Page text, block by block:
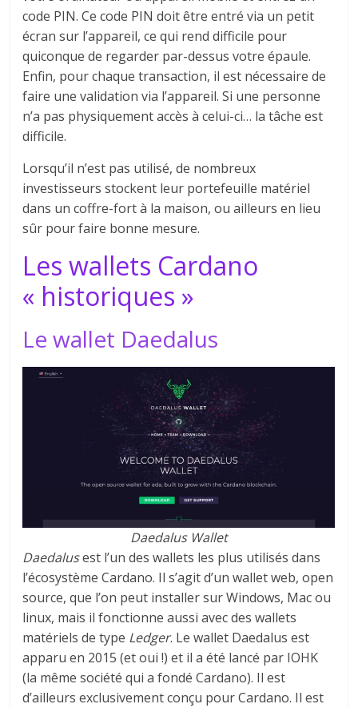
code PIN. Ce code PIN doit être entré via un petit
écran sur l’appareil, ce qui rend difficile pour
quiconque de regarder par-dessus votre épaule.
Enfin, pour chaque transaction, il est nécessaire de
faire une validation via l’appareil. Si une personne
n’a pas physiquement accès à celui-ci… la tâche est
difficile.
Lorsqu’il n’est pas utilisé, de nombreux
investisseurs stockent leur portefeuille matériel
dans un coffre-fort à la maison, ou ailleurs en lieu
sûr pour faire bonne mesure.
Les wallets Cardano
« historiques »
Le wallet Daedalus
Daedalus Wallet
Daedalusest l’un des wallets les plus utilisés dans
l’écosystème Cardano. Il s’agit d’un wallet web, open
source, que l’on peut installer sur Windows, Mac ou
linux, mais il fonctionne aussi avec des wallets
matériels de type Ledger. Le wallet Daedalus est
apparu en 2015 (et oui !) et il a été lancé par IOHK
(la même société qui a fondé Cardano). Il est
d’ailleurs exclusivement conçu pour Cardano. Il est